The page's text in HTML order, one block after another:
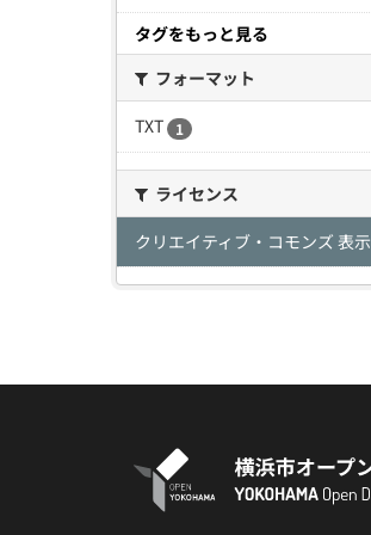
タグをもっと見る
フォーマット
TXT
1
ライセンス
クリエイティブ・コモンズ 表示